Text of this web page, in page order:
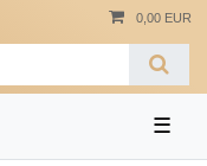
0,00 EUR
☰